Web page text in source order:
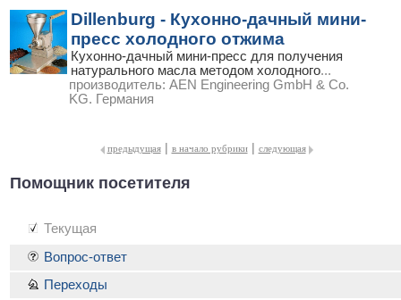
Dillenburg - Кухонно-дачный мини-
пресс холодного отжима
Кухонно-дачный мини-пресс для получения
натурального масла методом холодного...
производитель: AEN Engineering GmbH & Co.
KG. Германия
предыдущая | в начало рубрики | следующая
Помощник посетителя
Текущая
Вопрос-ответ
Переходы